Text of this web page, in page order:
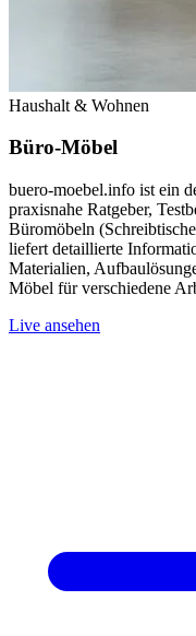
Haushalt & Wohnen
Büro-Möbel
buero-moebel.info ist ein
praxisnahe Ratgeber,
Büromöbeln
liefert detaillierte
Materialien,
Möbel für verschiedene
Live ansehen